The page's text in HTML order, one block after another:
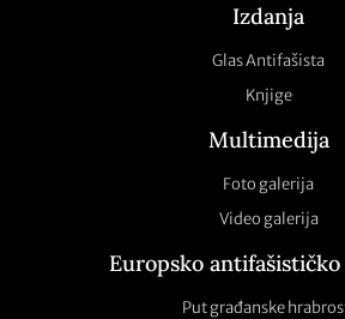
Izdanja
Glas Antifašista
Knjige
Multimedija
Foto galerija
Video galerija
Europsko antifašističko
Put građanske